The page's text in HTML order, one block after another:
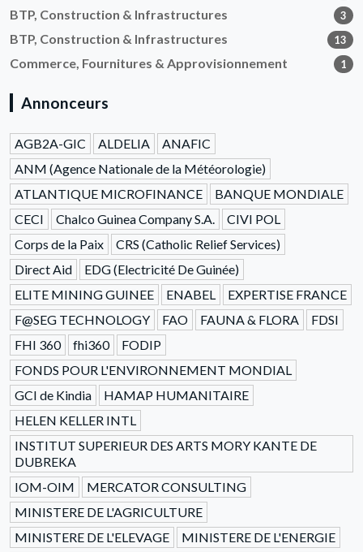
BTP, Construction & Infrastructures 3
BTP, Construction & Infrastructures 13
Commerce, Fournitures & Approvisionnement 1
Annonceurs
AGB2A-GIC ALDELIA
ANAFIC
ANM (Agence Nationale de la Météorologie)
ATLANTIQUE MICROFINANCE
BANQUE MONDIALE
CECI
Chalco Guinea Company S.A.
CIVI POL
Corps de la Paix
CRS (Catholic Relief Services)
Direct Aid
EDG (Electricité De Guinée)
ELITE MINING GUINEE
ENABEL
EXPERTISE FRANCE
F@SEG TECHNOLOGY
FAO FAUNA & FLORA
FDSI
FHI 360
fhi360
FODIP
FONDS POUR L'ENVIRONNEMENT MONDIAL
GCI de Kindia
HAMAP HUMANITAIRE
HELEN KELLER INTL
INSTITUT SUPERIEUR DES ARTS MORY KANTE DE
DUBREKA
IOM-OIM
MERCATOR CONSULTING
MINISTERE DE L'AGRICULTURE
MINISTERE DE L'ELEVAGE
MINISTERE DE L'ENERGIE